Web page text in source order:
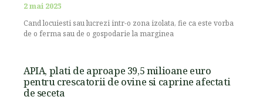
2 mai 2025
Cand locuiesti sau lucrezi intr-o zona izolata, fie ca este vorba
de o ferma sau de o gospodarie la marginea
APIA, plati de aproape 39,5 milioane euro
pentru crescatorii de ovine si caprine afectati
de seceta